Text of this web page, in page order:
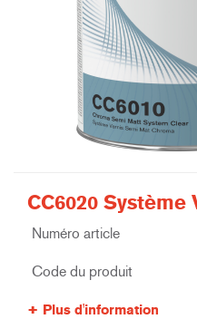
CC6020
Numéro article
Code du produit
Plus d'information